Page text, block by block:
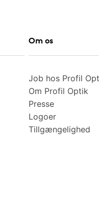
Om os
Job hos Profil
Om Profil Optik
Presse
Logoer
Tillgængelighed